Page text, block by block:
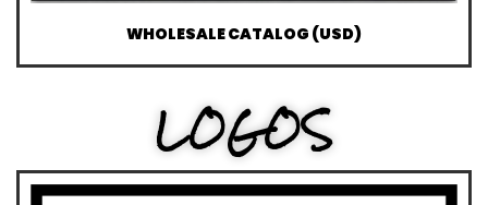
WHOLESALE CATALOG (USD)
LOGOS